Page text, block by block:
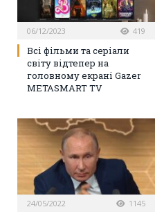
06/12/2023 419
Всі фільми та серіали
світу відтепер на
головному екрані Gazer
METASMART TV
24/05/2022 1145